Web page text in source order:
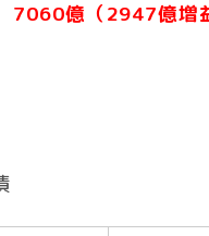
億（2947億増